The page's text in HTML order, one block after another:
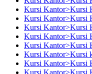
Kursi Kantor>Kursi
Kursi Kantor>Kursi
Kursi Kantor>Kursi
Kursi Kantor>Kursi
Kursi Kantor>Kursi
Kursi Kantor>Kursi
Kursi Kantor>Kursi